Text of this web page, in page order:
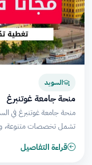
السويد
منحة جامعة غوتنبرغ
منحة جامعة غوتنبرغ في
تشمل تخصصات متنوعة،
قراءة التفاصيل